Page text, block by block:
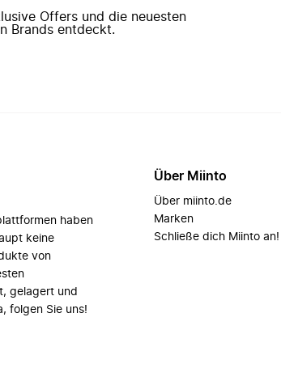
Offers und die neuesten
Brands entdeckt.
haben
keine
von
gelagert und
folgen Sie uns!
Über Miinto
Über miinto.de
Marken
Schließe dich Miinto an!